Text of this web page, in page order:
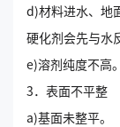
d)材料进水、地
硬化剂会先与水
e)溶剂纯度不高。
3．表面不平整
a)基面未整平。